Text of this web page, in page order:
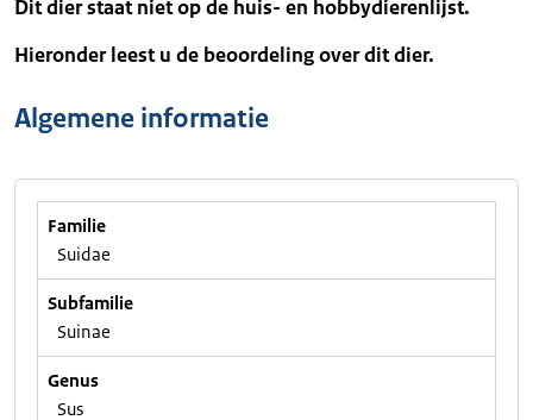
Dit dier staat niet op de huis- en hobbydierenlijst.
Hieronder leest u de beoordeling over dit dier.
Algemene informatie
Familie
Suidae
Subfamilie
Suinae
Genus
Sus